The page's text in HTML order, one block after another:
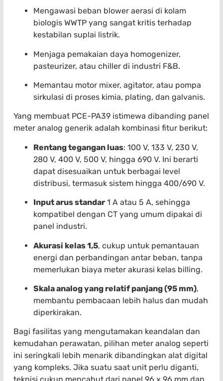
Mengawasi beban blower aerasi di kolam
biologis WWTP yang sangat kritis terhadap
kestabilan suplai listrik.
Menjaga pemakaian daya homogenizer,
pasteurizer, atau chiller di industri F&B.
Memantau motor mixer, agitator, atau pompa
sirkulasi di proses kimia, plating, dan galvanis.
Yang membuat PCE-PA39 istimewa dibanding panel
meter analog generik adalah kombinasi fitur berikut:
Rentang tegangan luas: 100 V, 133 V, 230 V,
280 V, 400 V, 500 V, hingga 690 V. Ini berarti
dapat disesuaikan untuk berbagai level
distribusi, termasuk sistem hingga 400/690 V.
Input arus standar 1 A atau 5 A, sehingga
kompatibel dengan CT yang umum dipakai di
panel industri.
Akurasi kelas 1,5, cukup untuk pemantauan
energi dan perbandingan antar beban, tanpa
memerlukan biaya meter akurasi kelas billing.
Skala analog yang relatif panjang (95 mm),
membantu pembacaan lebih halus dan mudah
diperkirakan.
Bagi fasilitas yang mengutamakan keandalan dan
kemudahan perawatan, pilihan meter analog seperti
ini seringkali lebih menarik dibandingkan alat digital
yang kompleks. Jika suatu saat unit perlu diganti,